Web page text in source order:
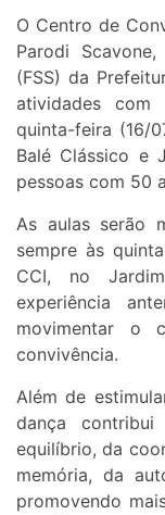
O Centro de
Parodi
(FSS) da
atividades
quinta-feira (16/
Balé Clássico e
pessoas com 50
As aulas serão
sempre às
CCI, no
experiência
movimentar o
convivência.
Além de
dança
equilíbrio, da
memória, da
promovendo